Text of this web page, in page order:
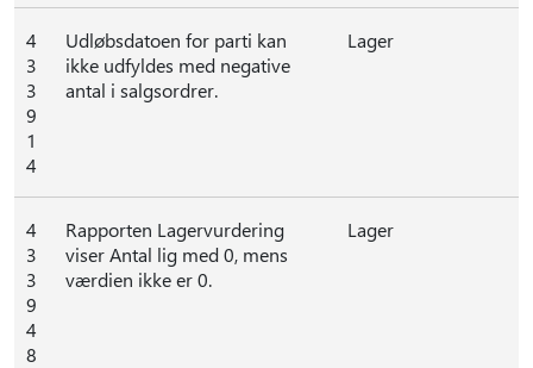
4
3
3
9
1
4
Udløbsdatoen for parti kan
ikke udfyldes med negative
antal i salgsordrer.
Lager
4
3
3
9
4
8
Rapporten Lagervurdering
viser Antal lig med 0, mens
værdien ikke er 0.
Lager